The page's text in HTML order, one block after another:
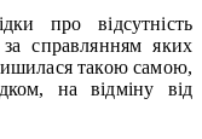
про відсутність
за справлянням яких
такою самою,
на відміну від